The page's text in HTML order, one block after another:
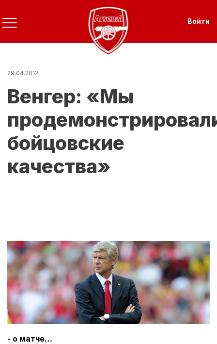
Перейти
к
основному
содержанию
Войти
29.04.2012
Венгер: «Мы
бойцовские
качества»
- о матче…